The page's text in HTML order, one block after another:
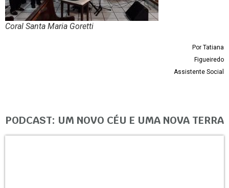
Coral Santa Maria Goretti
Por Tatiana
Figueiredo
Assistente Social
PODCAST: UM NOVO CÉU E UMA NOVA TERRA